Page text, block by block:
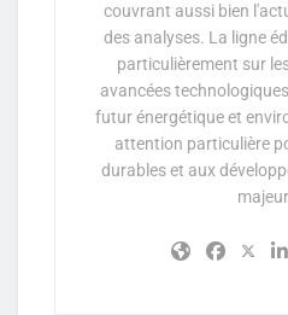
couvrant aussi bien
des analyses. La ligne
particulièrement sur
avancées
futur énergétique et
attention particulière
durables et aux